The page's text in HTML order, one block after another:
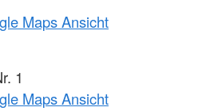
Maps Ansicht
1
Maps Ansicht